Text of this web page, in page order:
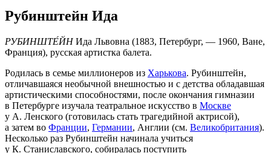
Рубинштейн Ида
РУБИНШТЕ́ЙНИда Львовна (1883, Петербург, — 1960, Ване,
Франция), русская артистка балета.
Родилась в семье миллионеров из Харькова. Рубинштейн,
отличавшаяся необычной внешностью и с детства обладавшая
артистическими способностями, после окончания гимназии
в Петербурге изучала театральное искусство в Москве
у А. Ленского (готовилась стать трагедийной актрисой),
а затем во Франции, Германии, Англии (см. Великобритания).
Несколько раз Рубинштейн начинала учиться
у К. Станиславского, собиралась поступить